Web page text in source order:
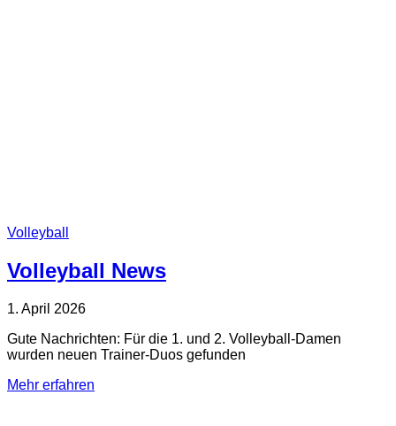
Volleyball
Volleyball News
1. April 2026
Gute Nachrichten: Für die 1. und 2. Volleyball-Damen
wurden neuen Trainer-Duos gefunden
Mehr erfahren